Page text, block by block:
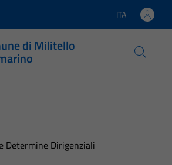
Lingua attiva:
ITA
di Militello
Determine Dirigenziali